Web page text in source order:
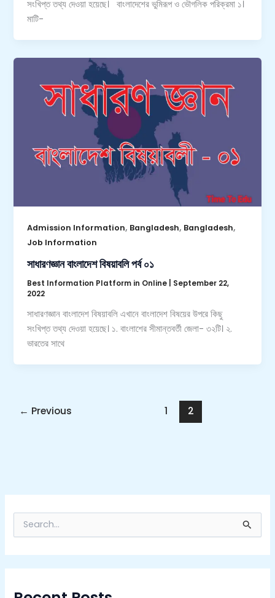
সংখিপ্ত তথ্য দেওয়া হয়েছে। বাংলাদেশের ভুমিরূপ ও ভৌগলিক পরিক্রমা ১।
মাটি-
Admission Information, Bangladesh, Bangladesh,
Job Information
সাধারণজ্ঞান বাংলাদেশ বিষয়াবলি পর্ব ০১
Best Information Platform in Online
September 22,
2022
সাধারণজ্ঞান বাংলাদেশ বিষয়াবলি এখানে বাংলাদেশ বিষয়ের উপরে কিছু
সংখিপ্ত তথ্য দেওয়া হয়েছে। ১. বাংলাশের সীমান্তবর্তী জেলা- ৩২টি। ২.
ভারতের সাথে
← Previous 1 2
e